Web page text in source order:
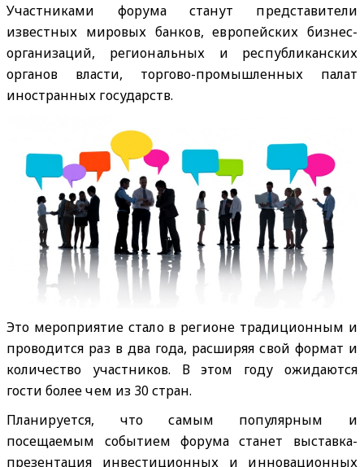
Участниками форума станут представители
известных мировых банков, европейских бизнес-
организаций, региональных и республиканских
органов власти, торгово-промышленных палат
иностранных государств.
Это мероприятие стало в регионе традиционным и
проводится раз в два года, расширяя свой формат и
количество участников. В этом году ожидаются
гости более чем из 30 стран.
Планируется, что самым популярным и
посещаемым событием форума станет выставка-
презентация инвестиционных и инновационных